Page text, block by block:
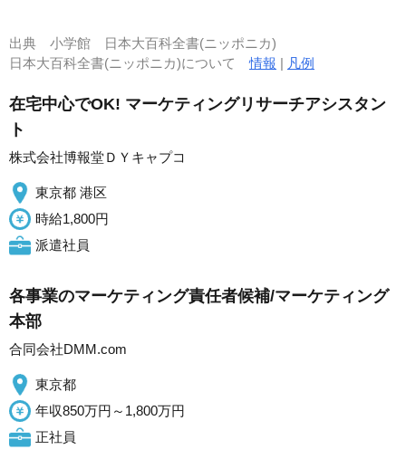
出典 小学館 日本大百科全書(ニッポニカ)
日本大百科全書(ニッポニカ)について情報 | 凡例
在宅中心でOK! マーケティングリサーチアシスタン
ト
株式会社博報堂ＤＹキャプコ
東京都 港区
時給1,800円
派遣社員
各事業のマーケティング責任者候補/マーケティング
本部
合同会社DMM.com
東京都
年収850万円～1,800万円
正社員